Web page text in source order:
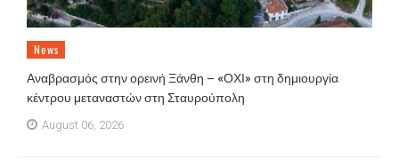
News
Αναβρασμός στην ορεινή Ξάνθη – «ΟΧΙ» στη δημιουργία
κέντρου μεταναστών στη Σταυρούπολη
August 06, 2026